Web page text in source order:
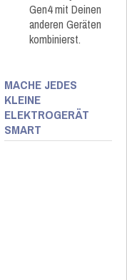
Gen4 mit Deinen
anderen Geräten
kombinierst.
MACHE JEDES
KLEINE
ELEKTROGERÄT
SMART